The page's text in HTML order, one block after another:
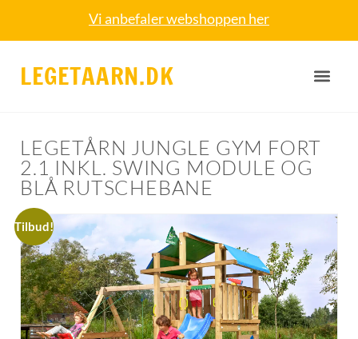
Vi anbefaler webshoppen her
LEGETAARN.DK
LEGETÅRN JUNGLE GYM FORT
2.1 INKL. SWING MODULE OG
BLÅ RUTSCHEBANE
Tilbud!